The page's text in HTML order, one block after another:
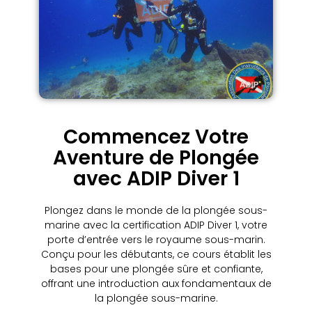
Commencez Votre
Aventure de Plongée
avec ADIP Diver 1
Plongez dans le monde de la plongée sous-
marine avec la certification ADIP Diver 1, votre
porte d’entrée vers le royaume sous-marin.
Conçu pour les débutants, ce cours établit les
bases pour une plongée sûre et confiante,
offrant une introduction aux fondamentaux de
la plongée sous-marine.